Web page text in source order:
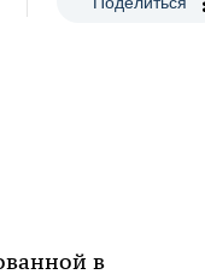
в